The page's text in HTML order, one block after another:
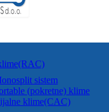
sistem
(pokretne) klime
klime(CAC)